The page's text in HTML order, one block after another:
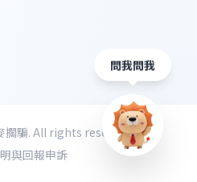
擱騙. All rights reserved.
與回報申訴
問我問我